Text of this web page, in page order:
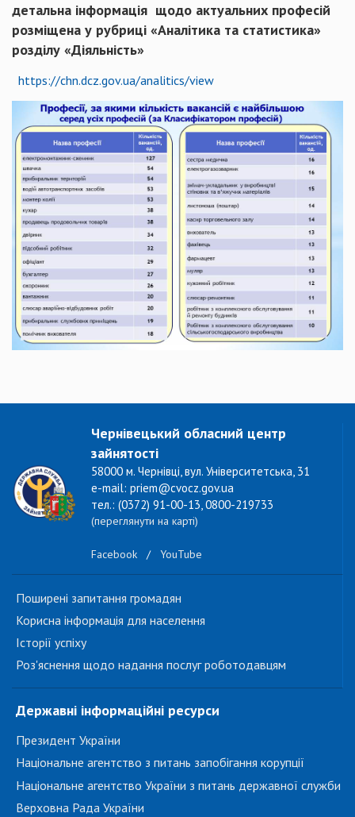
детальна інформація щодо актуальних професій
розміщена у рубриці «Аналітика та статистика»
розділу «Діяльність»
https://chn.dcz.gov.ua/analitics/view
Чернівецький обласний центр
зайнятості
58000 м. Чернівці, вул. Університетська, 31
e-mail: priem@cvocz.gov.ua
тел.: (0372) 91-00-13, 0800-219733
(переглянути на карті)
Facebook / YouTube
Поширені запитання громадян
Корисна інформація для населення
Історії успіху
Роз'яснення щодо надання послуг роботодавцям
Державні інформаційні ресурси
Президент України
Національне агентство з питань запобігання корупції
Національне агентство України з питань державної служби
Верховна Рада України